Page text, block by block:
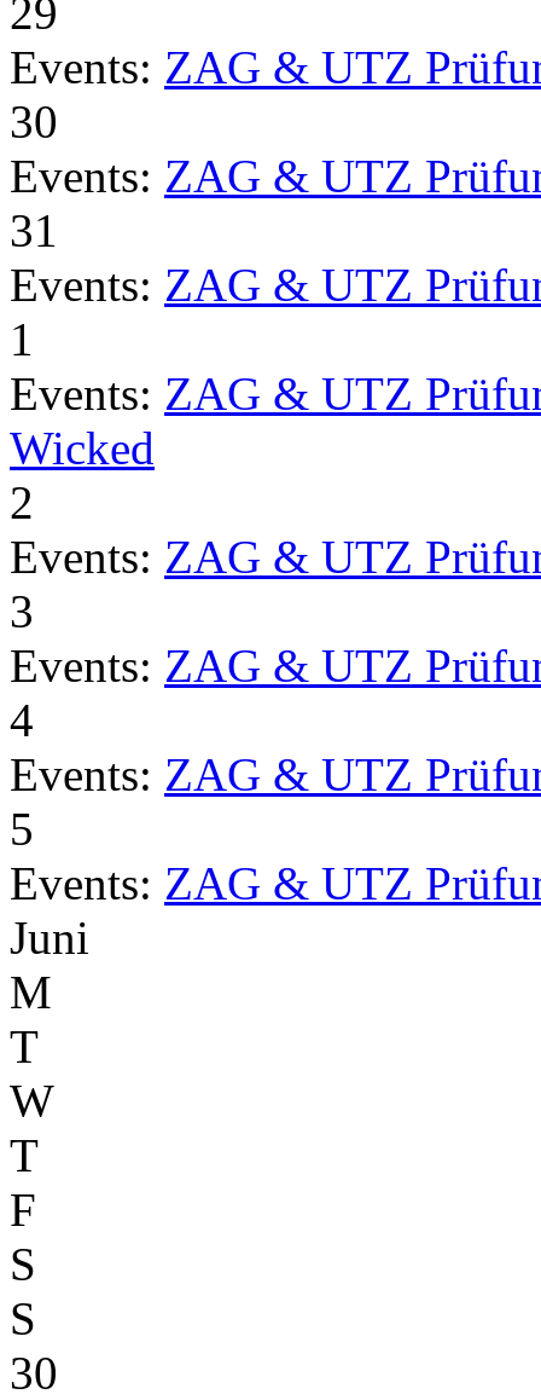
29
Events: ZAG & UTZ
30
Events: ZAG & UTZ
31
Events: ZAG & UTZ
1
Events: ZAG & UTZ
Wicked
2
Events: ZAG & UTZ
3
Events: ZAG & UTZ
4
Events: ZAG & UTZ
5
Events: ZAG & UTZ
Juni
M
T
W
T
F
S
S
30